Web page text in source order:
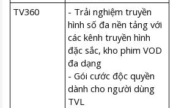
TV360
- Trải nghiệm truyền
hình số đa nền tảng với
các kênh truyền hình
đặc sắc, kho phim VOD
đa dạng
- Gói cước độc quyền
dành cho người dùng
TVL